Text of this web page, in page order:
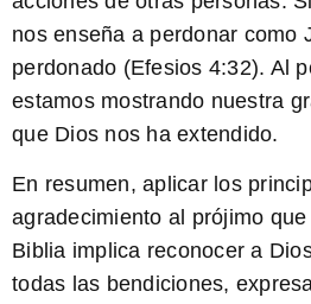
nos enseña a perdonar como
perdonado (Efesios 4:32). Al
estamos mostrando nuestra
que Dios nos ha extendido.
En resumen, aplicar los
agradecimiento al prójimo
Biblia implica reconocer a
todas las bendiciones,